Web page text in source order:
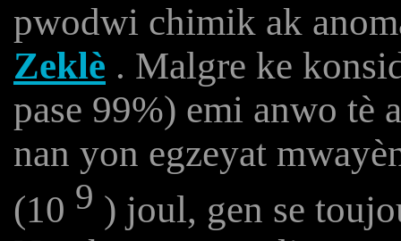
pwodwi chimik ak
Zeklè . Malgre ke
pase 99%) emi anwo tè
nan yon egzeyat
(10 9 ) joul, gen se